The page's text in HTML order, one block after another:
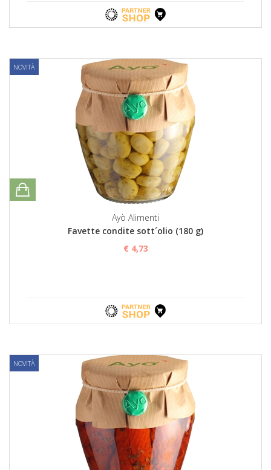
NOVITÀ
Ayò Alimenti
Favette condite sott´olio (180 g)
€ 4,73
NOVITÀ